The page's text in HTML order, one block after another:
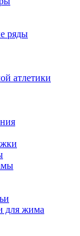
ряды
атлетики
для жима